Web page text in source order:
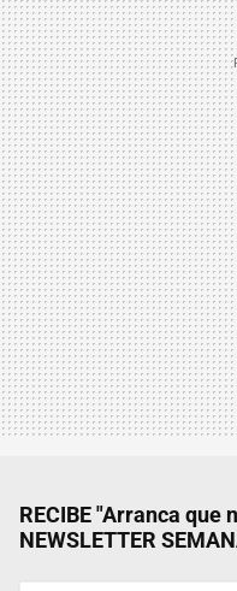
RECIBE "Arranca que
NEWSLETTER